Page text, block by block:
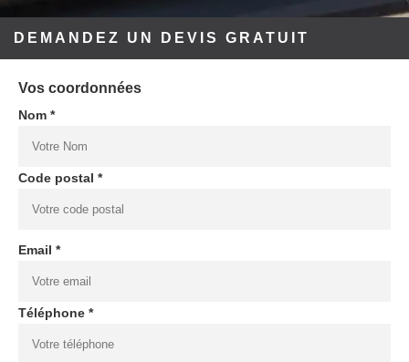
DEMANDEZ UN DEVIS GRATUIT
Vos coordonnées
Nom *
Code postal *
Email *
Téléphone *